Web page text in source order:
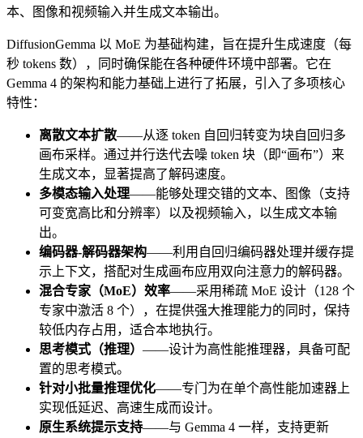
本、图像和视频输入并生成文本输出。
DiffusionGemma 以 MoE 为基础构建，旨在提升生成速度（每
秒 tokens 数），同时确保能在各种硬件环境中部署。它在
Gemma 4 的架构和能力基础上进行了拓展，引入了多项核心
特性：
离散文本扩散——从逐 token 自回归转变为块自回归多
画布采样。通过并行迭代去噪 token 块（即“画布”）来
生成文本，显著提高了解码速度。
多模态输入处理——能够处理交错的文本、图像（支持
可变宽高比和分辨率）以及视频输入，以生成文本输
出。
编码器-解码器架构——利用自回归编码器处理并缓存提
示上下文，搭配对生成画布应用双向注意力的解码器。
混合专家（MoE）效率——采用稀疏 MoE 设计（128 个
专家中激活 8 个），在提供强大推理能力的同时，保持
较低内存占用，适合本地执行。
思考模式（推理） ——设计为高性能推理器，具备可配
置的思考模式。
针对小批量推理优化——专门为在单个高性能加速器上
实现低延迟、高速生成而设计。
原生系统提示支持——与 Gemma 4 一样，支持更新